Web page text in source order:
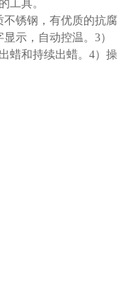
工具。
不锈钢，有优质的抗腐
示，自动控温。 3）
蜡和持续出蜡。 4）操